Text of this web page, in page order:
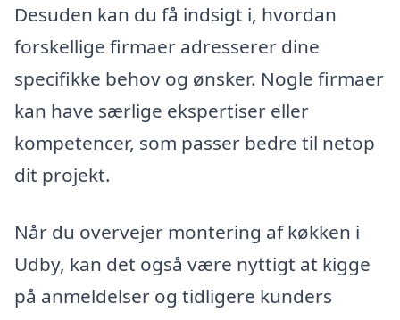
Desuden kan du få indsigt i, hvordan
forskellige firmaer adresserer dine
specifikke behov og ønsker. Nogle firmaer
kan have særlige ekspertiser eller
kompetencer, som passer bedre til netop
dit projekt.
Når du overvejer montering af køkken i
Udby, kan det også være nyttigt at kigge
på anmeldelser og tidligere kunders